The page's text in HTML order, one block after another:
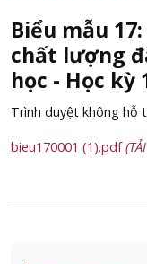
Biểu mẫu
chất lượng
học - Học kỳ
Trình duyệt không hỗ
bieu170001 (1).pdf